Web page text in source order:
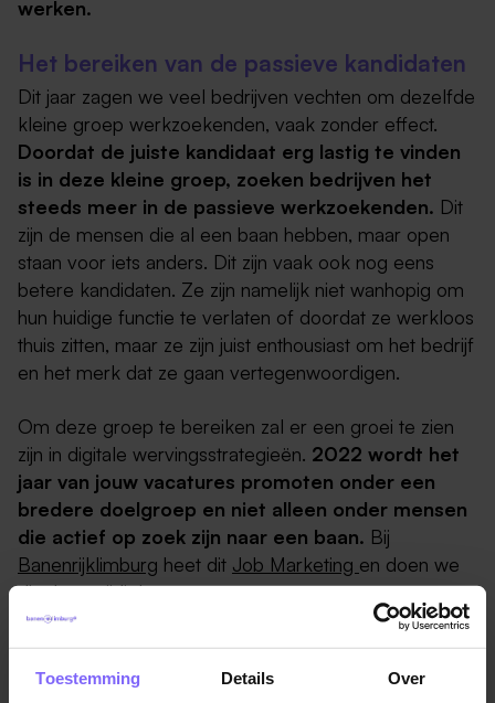
Toestemming Details Over
werken.
Het bereiken van de passieve kandidaten
Dit jaar zagen we veel bedrijven vechten om dezelfde
kleine groep werkzoekenden, vaak zonder effect.
Doordat de juiste kandidaat erg lastig te vinden
is in deze kleine groep, zoeken bedrijven het
steeds meer in de passieve werkzoekenden. Dit
zijn de mensen die al een baan hebben, maar open
staan voor iets anders. Dit zijn vaak ook nog eens
betere kandidaten. Ze zijn namelijk niet wanhopig om
hun huidige functie te verlaten of doordat ze werkloos
thuis zitten, maar ze zijn juist enthousiast om het bedrijf
en het merk dat ze gaan vertegenwoordigen.
Om deze groep te bereiken zal er een groei te zien
zijn in digitale wervingsstrategieën. 2022 wordt het
jaar van jouw vacatures promoten onder een
bredere doelgroep en niet alleen onder mensen
die actief op zoek zijn naar een baan. Bij
Banenrijklimburg heet dit Job Marketing en doen we
dit al een tijdje!
Hoe werf ik in 2022 de beste kandidaten?
Lidewey van der Sluis, hoogleraar Strategisch